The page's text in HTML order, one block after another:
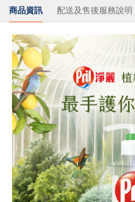
商品資訊 配送及售後服務說明